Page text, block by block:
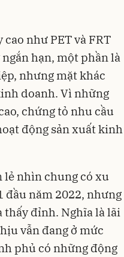
như PET và FRT
hạn, một phần là
nhưng mặt khác
doanh. Vì những
chứng tỏ nhu cầu
động sản xuất kinh
lẻ nhìn chung có xu
đầu năm 2022, nhưng
thấy đỉnh. Nghĩa là lãi
vẫn đang ở mức
phủ có những động